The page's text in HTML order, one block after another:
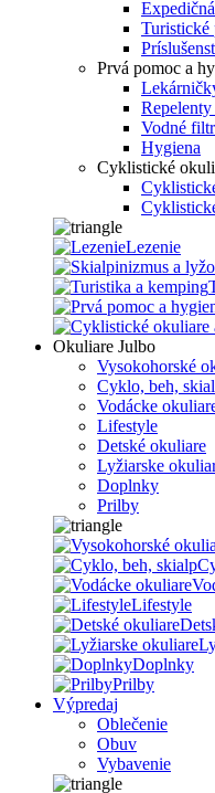
Turistické
Prvá pomoc a
Vodné
Hygiena
Cyklistické
Lezenie
Okuliare Julbo
Vysokohorské
Cyklo, beh,
Vodácke
Lifestyle
Detské okuliare
Lyžiarske
Doplnky
Prilby
Lifestyle
Doplnky
Prilby
Výpredaj
Oblečenie
Obuv
Vybavenie